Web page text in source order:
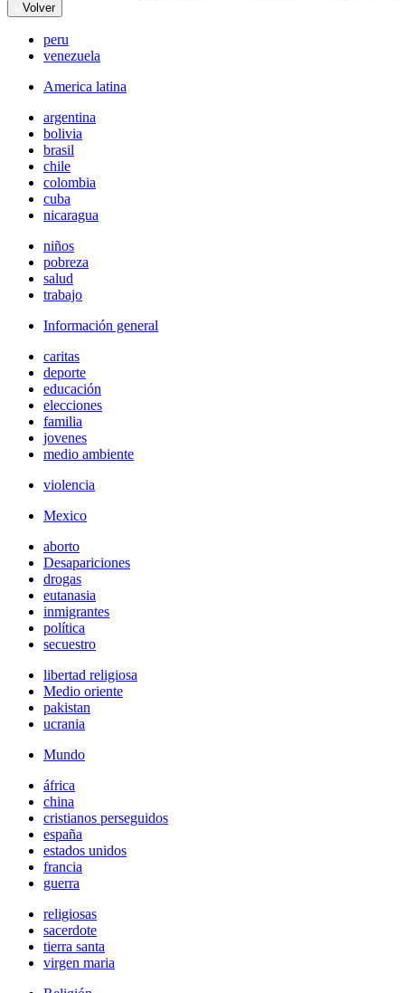
Volver
peru
venezuela
America latina
argentina
bolivia
brasil
chile
colombia
cuba
nicaragua
niños
pobreza
salud
trabajo
Información general
caritas
deporte
educación
elecciones
familia
jovenes
medio ambiente
violencia
Mexico
aborto
Desapariciones
drogas
eutanasia
inmigrantes
política
secuestro
libertad religiosa
Medio oriente
pakistan
ucrania
Mundo
áfrica
china
cristianos perseguidos
españa
estados unidos
francia
guerra
religiosas
sacerdote
tierra santa
virgen maria